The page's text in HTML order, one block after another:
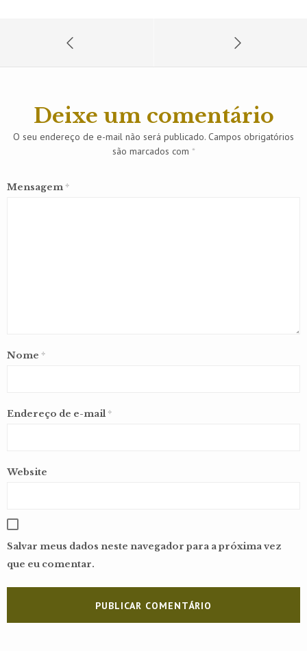
Deixe um comentário
O seu endereço de e-mail não será publicado. Campos obrigatórios
são marcados com *
Mensagem *
Nome *
Endereço de e-mail *
Website
Salvar meus dados neste navegador para a próxima vez
que eu comentar.